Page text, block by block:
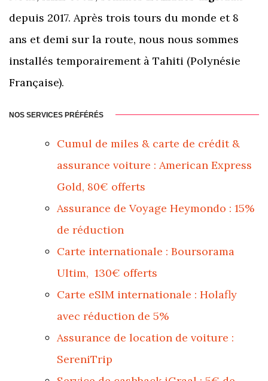
depuis 2017. Après trois tours du monde et 8
ans et demi sur la route, nous nous sommes
installés temporairement à Tahiti (Polynésie
Française).
NOS SERVICES PRÉFÉRÉS
Cumul de miles & carte de crédit &
assurance voiture : American Express
Gold, 80€ offerts
Assurance de Voyage Heymondo : 15%
de réduction
Carte internationale : Boursorama
Ultim, 130€ offerts
Carte eSIM internationale : Holafly
avec réduction de 5%
Assurance de location de voiture :
SereniTrip